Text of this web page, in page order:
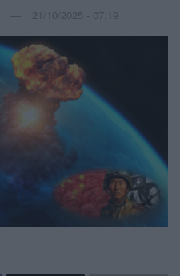
21/10/2025 - 07:19